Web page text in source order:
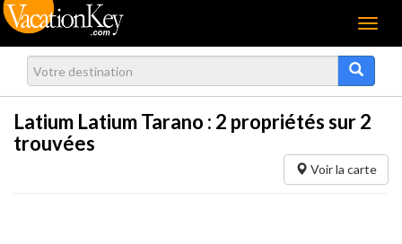
Menu
Latium Latium Tarano : 2 propriétés sur 2
trouvées
Voir la carte